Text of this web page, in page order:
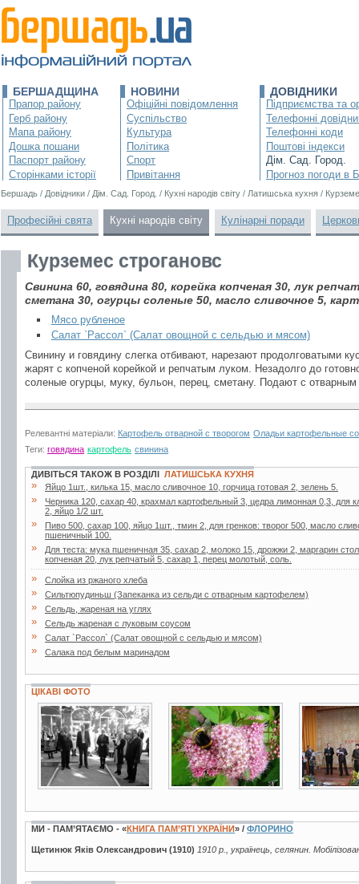
БЕРШАДЩИНА
Прапор району
Герб району
Мапа району
Дошка пошани
Паспорт району
Сторінками історії
НОВИНИ
Офіційні повідомлення
Суспільство
Культура
Політика
Спорт
Привітання
ДОВІДНИКИ
Підприємства та
Телефонні
Телефонні коди
Поштові індекси
Дім. Сад. Город.
Прогноз погоди в
Бершадь / Довідники / Дім. Сад. Город. / Кухні народів світу / Латишська кухня /
Професійні свята Кухні народів світу Кулінарні поради
Курземес строгановс
Свинина 60, говядина 80, корейка копченая 30, лук
сметана 30, огурцы соленые 50, масло сливочное 5,
Мясо рубленое
Салат `Рассол` (Салат овощной с сельдью и мясом)
Свинину и говядину слегка отбивают, нарезают продолговатыми
жарят с копченой корейкой и репчатым луком. Незадолго до
соленые огурцы, муку, бульон, перец, сметану. Подают с
Релевантні матеріали: Картофель отварной с творогом Оладьи картофельные
Теги: говядина картофель свинина
ДИВІТЬСЯ ТАКОЖ В РОЗДІЛІ ЛАТИШСЬКА КУХНЯ
» Яйцо 1шт., килька 15, масло сливочное 10, горчица готовая 2, зелень 5.
»
Черника 120, сахар 40, крахмал картофельный 3, цедра лимонная 0,3, для
2, яйцо 1/2 шт.
»
Пиво 500, сахар 100, яйцо 1шт., тмин 2, для гренков: творог 500, масло
пшеничный 100.
»
Для теста: мука пшеничная 35, сахар 2, молоко 15, дрожжи 2, маргарин
копченая 20, лук репчатый 5, сахар 1, перец молотый, соль.
» Слойка из ржаного хлеба
» Сильтюпудиньш (Запеканка из сельди с отварным картофелем)
» Сельдь, жареная на углях
» Сельдь жареная с луковым соусом
» Салат `Рассол` (Салат овощной с сельдью и мясом)
» Салака под белым маринадом
ЦІКАВІ ФОТО
6 фото 48 фото 4 фото
МИ - ПАМ’ЯТАЄМО - «КНИГА ПАМ’ЯТІ УКРАЇНИ» / ФЛОРИНО
Щетинюк Яків Олександрович (1910) 1910 р., українець, селянин.